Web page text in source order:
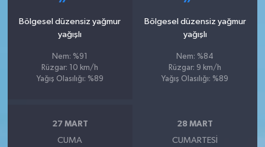
Bölgesel düzensiz yağmur
yağışlı
Nem: %91
Rüzgar: 10 km/h
Yağış Olasılığı: %89
Bölgesel düzensiz yağmur
yağışlı
Nem: %84
Rüzgar: 9 km/h
Yağış Olasılığı: %89
27 MART
CUMA
28 MART
CUMARTESI